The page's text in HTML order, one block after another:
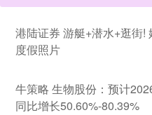
港陆证券 游艇+潜水+逛街!
度假照片
牛策略 生物股份：预计
同比增长50.60%-80.39%